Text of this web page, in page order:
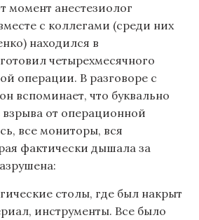
момент анестезиолог
с коллегами (среди них
находился в
четырехмесячного
операции. В разговоре с
вспоминает, что буквально
взрыва от операционной
все мониторы, вся
фактически дышала за
столы, где был накрыт
инструменты. Все было